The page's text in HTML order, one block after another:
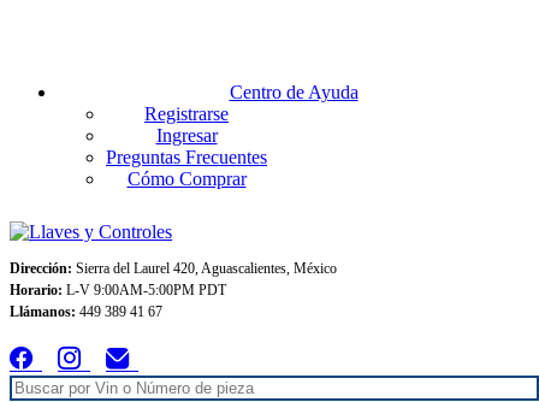
Centro de Ayuda
Registrarse
Ingresar
Preguntas Frecuentes
Cómo Comprar
Dirección: Sierra del Laurel 420, Aguascalientes, México
Horario: L-V 9:00AM-5:00PM PDT
Llámanos: 449 389 41 67